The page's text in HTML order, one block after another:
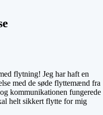
flytning! Jeg har haft en
med de søde flyttemænd fra
kommunikationen fungerede
helt sikkert flytte for mig